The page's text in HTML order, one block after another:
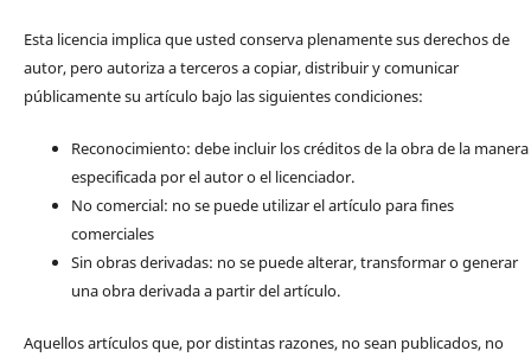
Esta licencia implica que usted conserva plenamente sus derechos de
autor, pero autoriza a terceros a copiar, distribuir y comunicar
públicamente su artículo bajo las siguientes condiciones:
Reconocimiento: debe incluir los créditos de la obra de la manera
especificada por el autor o el licenciador.
No comercial: no se puede utilizar el artículo para fines
comerciales
Sin obras derivadas: no se puede alterar, transformar o generar
una obra derivada a partir del artículo.
Aquellos artículos que, por distintas razones, no sean publicados, no